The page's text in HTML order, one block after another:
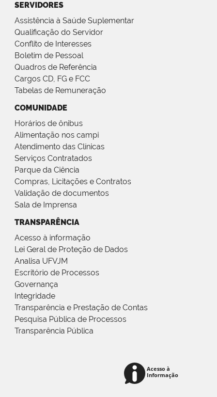
SERVIDORES
Assistência à Saúde Suplementar
Qualificação do Servidor
Conflito de Interesses
Boletim de Pessoal
Quadros de Referência
Cargos CD, FG e FCC
Tabelas de Remuneração
COMUNIDADE
Horários de ônibus
Alimentação nos campi
Atendimento das Clínicas
Serviços Contratados
Parque da Ciência
Compras, Licitações e Contratos
Validação de documentos
Sala de Imprensa
TRANSPARÊNCIA
Acesso à informação
Lei Geral de Proteção de Dados
Analisa UFVJM
Escritório de Processos
Governança
Integridade
Transparência e Prestação de Contas
Pesquisa Pública de Processos
Transparência Pública